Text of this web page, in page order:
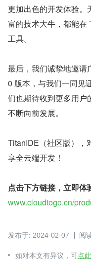
更加出色的开发体验。
富的技术大牛，都能在
工具。
最后，我们诚挚地邀请
0 版本，与我们一同见
们也期待收到更多用户
不断向前发展。
TitanIDE（社区版），
享全云端开发！
点击下方链接，立即
www.cloudtogo.cn/
发布于: 2024-02-07 阅
如对本文有异议，可点